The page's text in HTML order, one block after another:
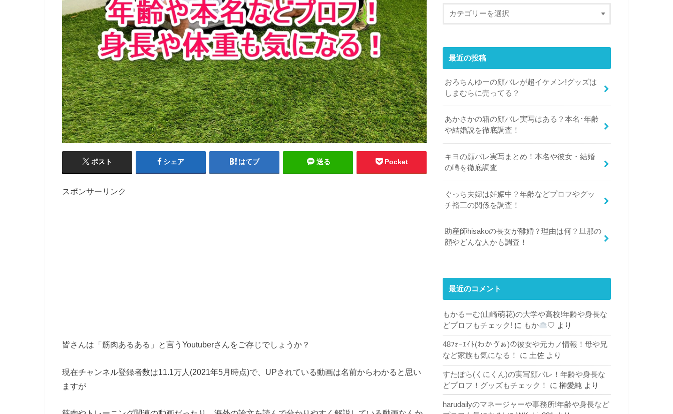
ポスト シェア はてブ 送る Pocket
スポンサーリンク
皆さんは「筋肉あるある」と言うYoutuberさんをご存じでしょうか？
現在チャンネル登録者数は11.1万人(2021年5月時点)で、UPされている動画は名前からわかると思い
ますが
最近の投稿
おろちんゆーの顔バレが超イケメン!グッズは
しまむらに売ってる？
あかさかの箱の顔バレ実写はある？本名･年齢
や結婚説を徹底調査！
キヨの顔バレ実写まとめ！本名や彼女・結婚
の噂を徹底調査
ぐっち夫婦は妊娠中？年齢などプロフやグッ
チ裕三の関係を調査！
助産師hisakoの長女が離婚？理由は何？旦那の
顔やどんな人かも調査！
最近のコメント
もかるーむ(山崎萌花)の大学や高校!年齢や身長な
どプロフもチェック! に もか ♡ より
48ﾌｫｰｴｲﾄ(わかゔぁ)の彼女や元カノ情報！母や兄
など家族も気になる！
に 土佐 より
すたぽら(くにくん)の実写顔バレ！年齢や身長な
どプロフ！グッズもチェック！
に 榊愛純 より
harudailyのマネージャーや事務所!年齢や身長など